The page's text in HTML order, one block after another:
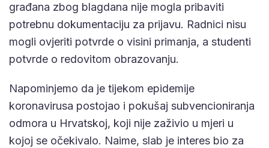
građana zbog blagdana nije mogla pribaviti
potrebnu dokumentaciju za prijavu. Radnici nisu
mogli ovjeriti potvrde o visini primanja, a studenti
potvrde o redovitom obrazovanju.
Napominjemo da je tijekom epidemije
koronavirusa postojao i pokušaj subvencioniranja
odmora u Hrvatskoj, koji nije zaživio u mjeri u
kojoj se očekivalo. Naime, slab je interes bio za